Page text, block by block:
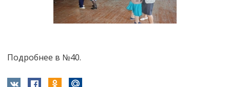
Подробнее в №40.